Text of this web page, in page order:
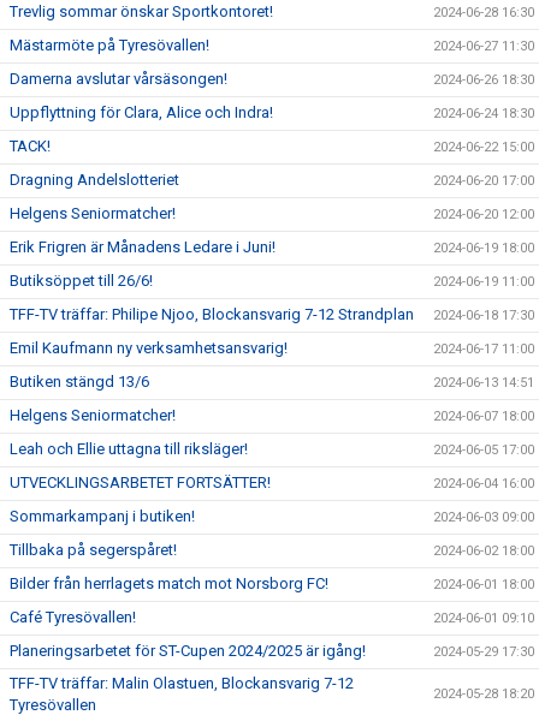
Trevlig sommar önskar Sportkontoret! 2024-06-28 16:30
Mästarmöte på Tyresövallen! 2024-06-27 11:30
Damerna avslutar vårsäsongen! 2024-06-26 18:30
Uppflyttning för Clara, Alice och Indra! 2024-06-24 18:30
TACK! 2024-06-22 15:00
Dragning Andelslotteriet 2024-06-20 17:00
Helgens Seniormatcher! 2024-06-20 12:00
Erik Frigren är Månadens Ledare i Juni! 2024-06-19 18:00
Butiksöppet till 26/6! 2024-06-19 11:00
TFF-TV träffar: Philipe Njoo, Blockansvarig 7-12 Strandplan 2024-06-18 17:30
Emil Kaufmann ny verksamhetsansvarig! 2024-06-17 11:00
Butiken stängd 13/6 2024-06-13 14:51
Helgens Seniormatcher! 2024-06-07 18:00
Leah och Ellie uttagna till riksläger! 2024-06-05 17:00
UTVECKLINGSARBETET FORTSÄTTER! 2024-06-04 16:00
Sommarkampanj i butiken! 2024-06-03 09:00
Tillbaka på segerspåret! 2024-06-02 18:00
Bilder från herrlagets match mot Norsborg FC! 2024-06-01 18:00
Café Tyresövallen! 2024-06-01 09:10
Planeringsarbetet för ST-Cupen 2024/2025 är igång! 2024-05-29 17:30
TFF-TV träffar: Malin Olastuen, Blockansvarig 7-12
Tyresövallen
2024-05-28 18:20